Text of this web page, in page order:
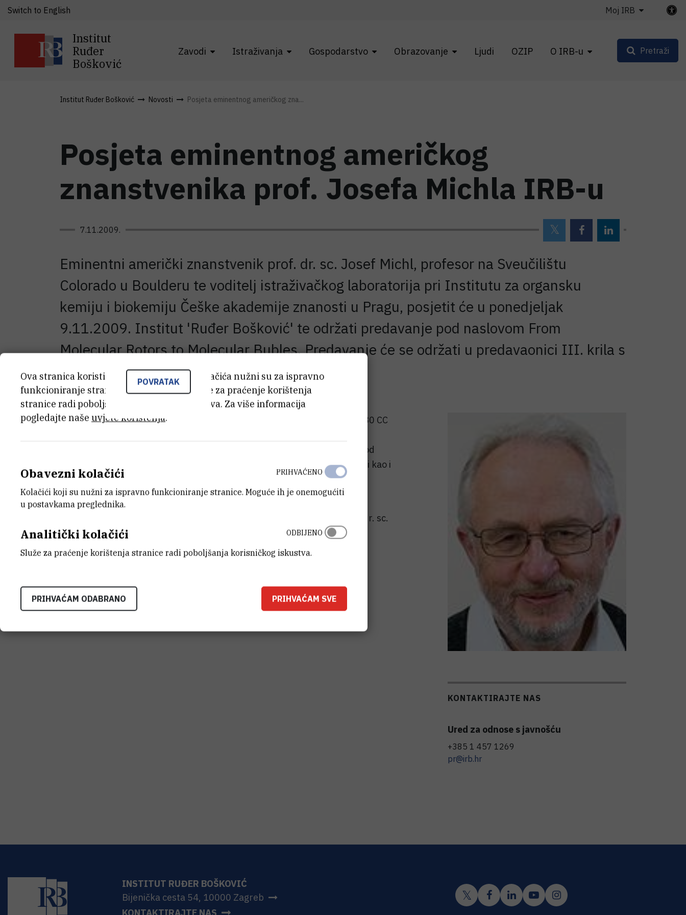
Institut
Ruđer
Bošković
Zavodi Istraživanja Gospodarstvo Obrazovanje Ljudi OZIP O IRB-u
Switch to English Moj IRB
Pretraži
Institut Ruđer Bošković Novosti Posjeta eminentnog američkog zna...
Posjeta eminentnog američkog
znanstvenika prof. Josefa Michla IRB-u
7.11.2009.
Eminentni američki znanstvenik prof. dr. sc. Josef Michl, profesor na Sveučilištu
Colorado u Boulderu te voditelj istraživačkog laboratorija pri Institutu za organsku
kemiju i biokemiju Češke akademije znanosti u Pragu, posjetit će u ponedjeljak
9.11.2009. Institut 'Ruđer Bošković' te održati predavanje pod naslovom From
Molecular Rotors to Molecular Bubles. Predavanje će se održati u predavaonici III. krila s
početkom u 11:00 sati.
Profesor Michl jedan je od vodećih kemičara u svijetu. Objavio je preko 580 CC
spektroskopiji polariziranog svjetla. Autor je nekoliko patenata te jedan od
pionira i osnivača teorijske fotokemije. Njegova odlika je izvrsnost u teoriji kao i
u eksperimentalnim istraživanjima. Dobitnik je niza nagrada i medalja, te
nekoliko počasnih doktorata.
Tijekom svoje posjete IRB-u profesor Michl sastat će se s ravnateljicom dr. sc.
Danicom Ramljak kako bi razgovarali o mogućnostima suradnje IRB-a i
sveučilišta u Boulderu te Instituta za organsku kemiju i biokemiju Češke
KONTAKTIRAJTE NAS
Ured za odnose s javnošću
+385 1 457 1269
pr@irb.hr
INSTITUT RUĐER BOŠKOVIĆ
Bijenička cesta 54, 10000 Zagreb
KONTAKTIRAJTE NAS
POVRATAK
Ova stranica koristi kolačiće. Neki od tih kolačića nužni su za ispravno
funkcioniranje stranice, dok se drugi koriste za praćenje korištenja
stranice radi poboljšanja korisničkog iskustva. Za više informacija
pogledajte naše uvjete korištenja.
Obavezni kolačići
Kolačići koji su nužni za ispravno funkcioniranje stranice. Moguće ih je onemogućiti
u postavkama preglednika.
PRIHVAĆENO
Analitički kolačići
Služe za praćenje korištenja stranice radi poboljšanja korisničkog iskustva.
ODBIJENO
PRIHVAĆAM ODABRANO PRIHVAĆAM SVE